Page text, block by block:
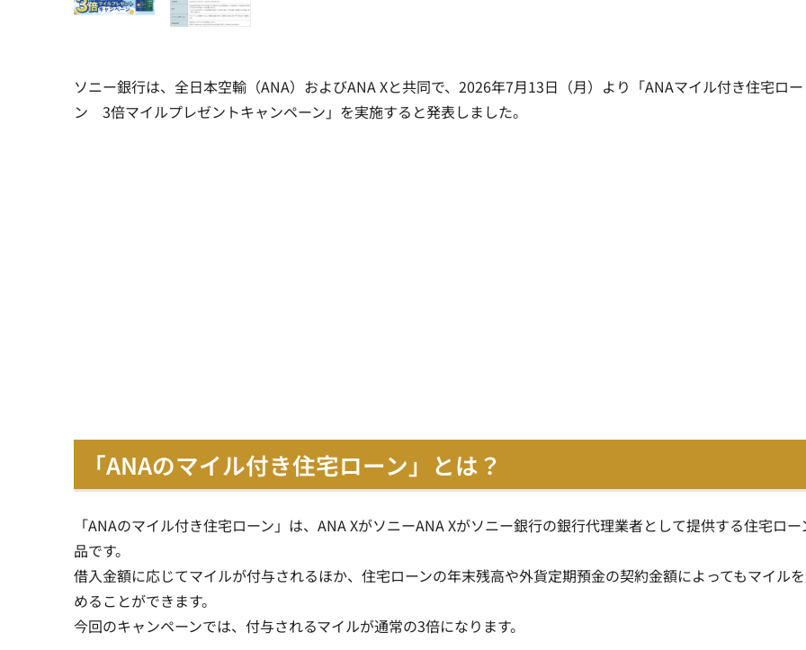
ソニー銀行は、全日本空輸（ANA）およびANA Xと共同で、2026年7月13日（月）より「ANAマイル付き住宅ロー
ン 3倍マイルプレゼントキャンペーン」を実施すると発表しました。
「ANAのマイル付き住宅ローン」とは？
「ANAのマイル付き住宅ローン」は、ANA XがソニーANA Xがソニー銀行の銀行代理業者として提供する住宅ロー
品です。
借入金額に応じてマイルが付与されるほか、住宅ローンの年末残高や外貨定期預金の契約金額によってもマイル
めることができます。
今回のキャンペーンでは、付与されるマイルが通常の3倍になります。